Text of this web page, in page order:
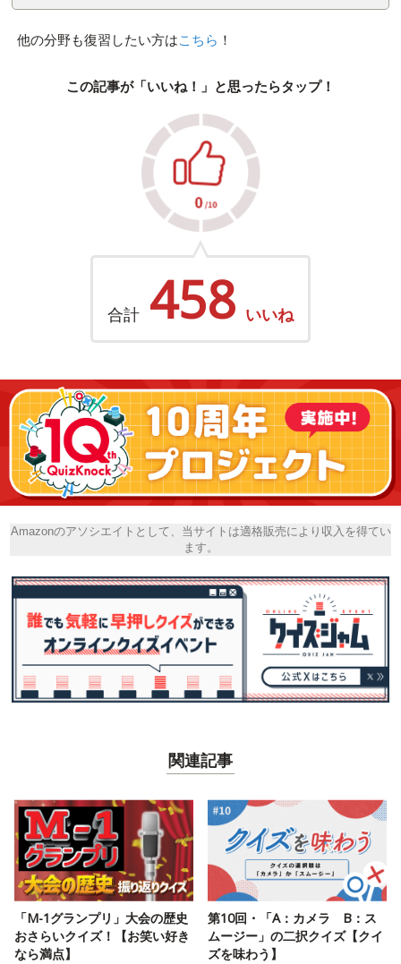
他の分野も復習したい方はこちら ！
この記事が「いいね！」と思ったらタップ！
合計 458 いいね
Amazonのアソシエイトとして、当サイトは適格販売により収入を得てい
ます。
関連記事
「M-1グランプリ」大会の歴史
おさらいクイズ！【お笑い好き
なら満点】
第10回・「A：カメラ B：ス
ムージー」の二択クイズ【クイ
ズを味わう】